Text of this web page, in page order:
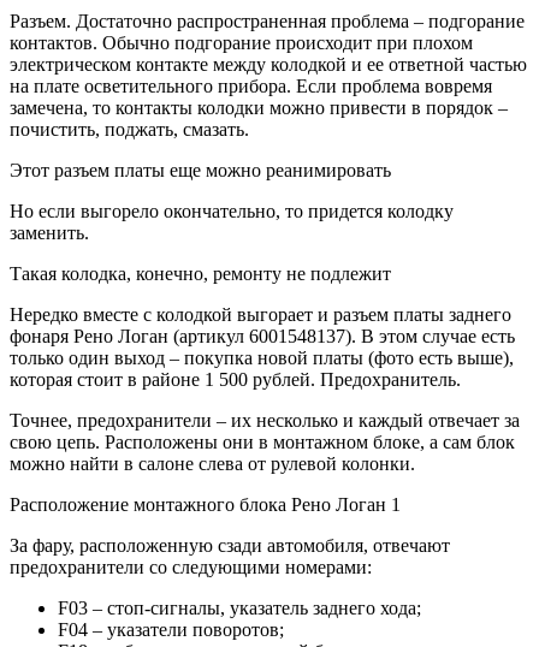
Разъем. Достаточно распространенная проблема – подгорание
контактов. Обычно подгорание происходит при плохом
электрическом контакте между колодкой и ее ответной частью
на плате осветительного прибора. Если проблема вовремя
замечена, то контакты колодки можно привести в порядок –
почистить, поджать, смазать.
Этот разъем платы еще можно реанимировать
Но если выгорело окончательно, то придется колодку
заменить.
Такая колодка, конечно, ремонту не подлежит
Нередко вместе с колодкой выгорает и разъем платы заднего
фонаря Рено Логан (артикул 6001548137). В этом случае есть
только один выход – покупка новой платы (фото есть выше),
которая стоит в районе 1 500 рублей. Предохранитель.
Точнее, предохранители – их несколько и каждый отвечает за
свою цепь. Расположены они в монтажном блоке, а сам блок
можно найти в салоне слева от рулевой колонки.
Расположение монтажного блока Рено Логан 1
За фару, расположенную сзади автомобиля, отвечают
предохранители со следующими номерами:
F03 – стоп-сигналы, указатель заднего хода;
F04 – указатели поворотов;